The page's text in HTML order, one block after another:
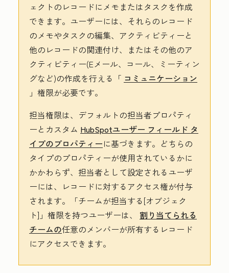
ェクトのレコードにメモまたはタスクを作成
できます。ユーザーには、それらのレコード
のメモやタスクの編集、アクティビティーと
他のレコードの関連付け、またはその他のア
クティビティー(Eメール、コール、ミーティン
グなど)の作成を行える「 コミュニケーション
」権限が必要です。
担当権限は、デフォルトの担当者プロパティ
ーとカスタム HubSpotユーザー フィールド タ
イプのプロパティーに基づきます。どちらの
タイプのプロパティーが使用されているかに
かかわらず、担当者として設定されるユーザ
ーには、レコードに対するアクセス権が付与
されます。
「チームが担当する[オブジェク
ト] 」権限を持つユーザーは、 割り当てられる
チームの任意のメンバーが所有するレコード
にアクセスできます。